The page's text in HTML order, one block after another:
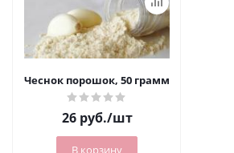
Чеснок порошок, 50 грамм
26руб./шт
В корзину